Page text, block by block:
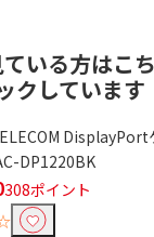
いる方はこ
クしています
DP1220BK
308ポイント